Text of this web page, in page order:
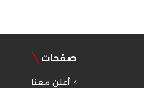
صفحات
أعلن معنا